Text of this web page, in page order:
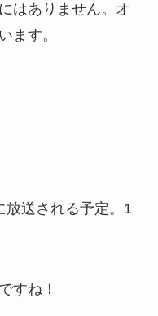
はありません。オ
ます。
放送される予定。1
すね！